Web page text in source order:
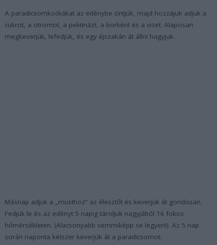
A paradicsomkockákat az edénybe öntjük, majd hozzájuk adjuk a
cukrot, a citromot, a pektinázt, a borként és a vizet. Alaposan
megkeverjük, lefedjük, és egy éjszakán át állni hagyjuk.
Másnap adjuk a „musthoz” az élesztőt és keverjük át gondosan.
Fedjük le és az edényt 5 napig tároljuk nagyjából 16 fokos
hőmérsékleten. (Alacsonyabb semmiképp se legyen!). Az 5 nap
során naponta kétszer keverjük át a paradicsomot.